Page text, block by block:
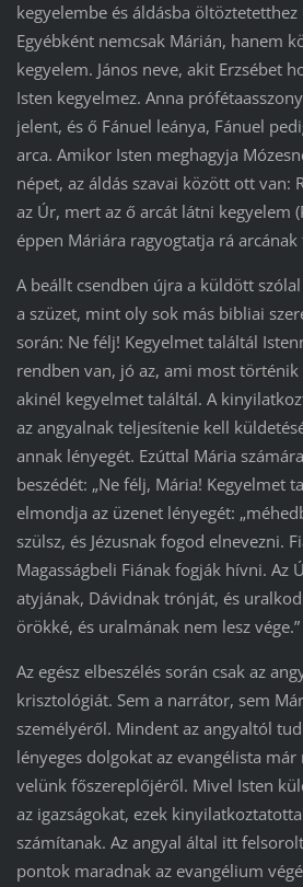
kegyelembe és áldásba
Egyébként nemcsak Márián, hanem
kegyelem. János neve, akit Erzsébet
Isten kegyelmez. Anna
jelent, és ő Fánuel leánya, Fánuel
arca. Amikor Isten meghagyja
népet, az áldás szavai között ott van:
az Úr, mert az ő arcát látni kegyelem
éppen Máriára ragyogtatja rá arcának
A beállt csendben újra a küldött
a szüzet, mint oly sok más bibliai
során: Ne félj! Kegyelmet találtál
rendben van, jó az, ami most
akinél kegyelmet találtál. A
az angyalnak teljesítenie kell
annak lényegét. Ezúttal Mária
beszédét: „Ne félj, Mária! Kegyelmet
elmondja az üzenet lényegét:
szülsz, és Jézusnak fogod elnevezni.
Magasságbeli Fiának fogják hívni. Az
atyjának, Dávidnak trónját, és
örökké, és uralmának nem lesz vége.”
Az egész elbeszélés során csak az
krisztológiát. Sem a narrátor, sem
személyéről. Mindent az angyaltól
lényeges dolgokat az evangélista
velünk főszereplőjéről. Mivel Isten
az igazságokat, ezek
számítanak. Az angyal által itt
pontok maradnak az evangélium